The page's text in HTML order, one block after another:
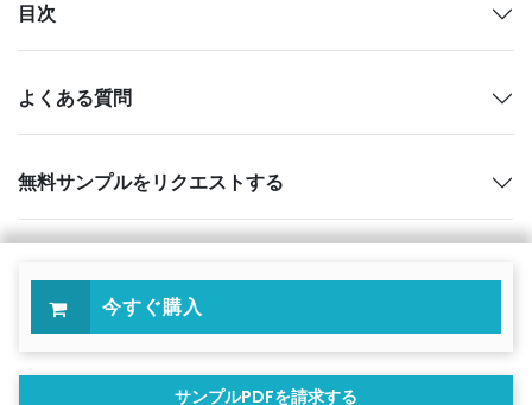
目次
よくある質問
無料サンプルをリクエストする
今すぐ購入
サンプルPDFを請求する